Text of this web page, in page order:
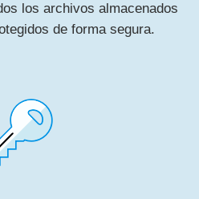
los archivos almacenados
de forma segura.